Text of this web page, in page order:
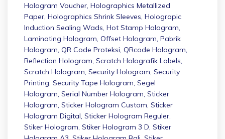
Hologram Voucher, Holographics Metallized
Paper, Holographics Shrink Sleeves, Holograpic
Induction Sealing Wads, Hot Stamp Hologram,
Laminating Hologram, Offset Hologram, Pabrik
Hologram, QR Code Proteksi, QRcode Hologram,
Reflection Hologram, Scratch Holografik Labels,
Scratch Hologram, Security Hologram, Security
Printing, Security Tape Hologram, Segel
Hologram, Serial Number Hologram, Sticker
Hologram, Sticker Hologram Custom, Sticker
Hologram Digital, Sticker Hologram Reguler,
Stiker Hologram, Stiker Hologram 3 D, Stiker